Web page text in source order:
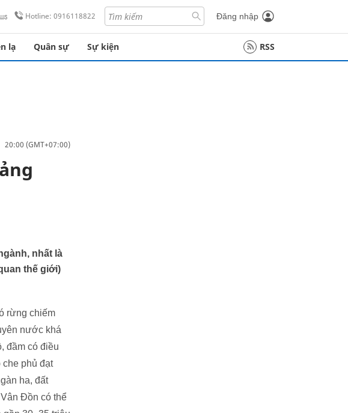
Hotline: 0916118822 Đăng nhập
lạ Quân sự Sự kiện RSS
(GMT+07:00)
nhất là
thế giới)
rừng chiếm
nước khá
đầm có điều
phủ đạt
ha, đất
Đồn có thể